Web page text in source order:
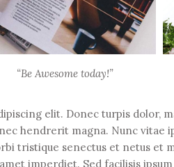
“Be Awesome today!”
elit. Donec turpis dolor,
hendrerit magna. Nunc vitae
tristique senectus et netus et
imperdiet. Sed facilisis